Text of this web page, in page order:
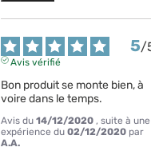
5/
Avis vérifié
Bon produit se monte bien, à
voire dans le temps.
Avis du 14/12/2020 , suite à une
expérience du 02/12/2020 par
A.A.